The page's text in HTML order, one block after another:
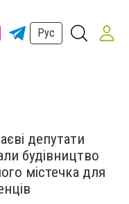
Рус
депутати
будівництво
містечка для